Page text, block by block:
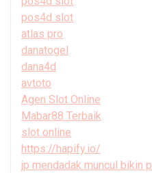
pos4d slot
atlas pro
danatogel
dana4d
avtoto
Agen Slot Online
Mabar88 Terbaik
slot online
https://hapify.io/
jp mendadak muncul bikin